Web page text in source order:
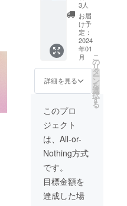
くまな
く使用
できる
ルブリ
カント
です。
・兵庫
県産の
ハチミ
ツを使
用 ・高
品質で
透明性
の高い
原料を
使用 ＜
料・原
料＞
水、グ
泊費等
は自己
負担で
お願い
いたし
ます。
※当日
tawagr
am関係
メディ
ア関係
者等招
待客と
リター
ン購入
様合わ
せて100
人規模
ませ
ん。 時
間：90
分×3回
(1ヶ
月に1回
を目安)
限 ：
2024年
日まで
受講方
法 ：
Zoom
※おふた
りでの
も可能
です ※
ご相談
してく
ださ
い。こ
ちらか
らメー
ルに
て、ご
せてい
ただき
※こちら
で掲載
しかね
ると判
断した
内容に
は、支
援者様
にご連
展示や
その使
い方の
レク
チャー
を行
なった
り、 海
外と日
性文化
や、 ラ
イフス
テージ
によっ
する夫
婦・
カップ
ル間の
きま
す。 ③
リリー
スイベ
ント招
待 2024
年4月に
都内で
行う予
イベン
招待い
たしま
す。 当
日来ら
場合
も、
ZoomU
RLを配
のマグ
カップ
です。
商品サ
イズ：
マグ直
7cm・
高さ約
ン：緑
③Uwni
nd法人
ステッ
カー
Unwind
テッ
カーを
お届け
賛】
【上乗
せ歓
迎】 ①
お礼
メール
②お礼
動画 感
謝の気
持ちを
込めて
お送り
しま
す。 ※3
分〜5分
程度の
動画を
す。 ※
メン
バーか
3人
お届
け予
定：
2024
年01
月
詳細を見る
こ
の
リ
タ
ー
ン
を
選
択
す
る
このプロ
ジェクト
は、All-or-
Nothing方式
です。
目標金額を
達成した場